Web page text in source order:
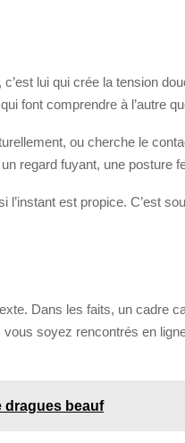
lui qui crée la tension
font comprendre à l’autre
ou cherche le
regard fuyant, une posture
est propice. C’est
Dans les faits, un cadre
soyez rencontrés en
dragues beauf